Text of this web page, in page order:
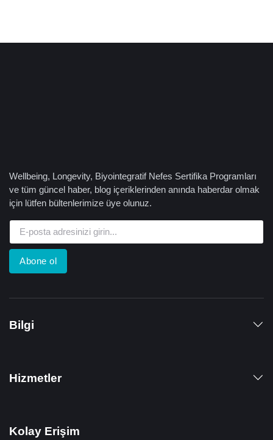
Wellbeing, Longevity, Biyointegratif Nefes Sertifika Programları
ve tüm güncel haber, blog içeriklerinden anında haberdar olmak
için lütfen bültenlerimize üye olunuz.
Abone ol
Bilgi
Hizmetler
Kolay Erişim